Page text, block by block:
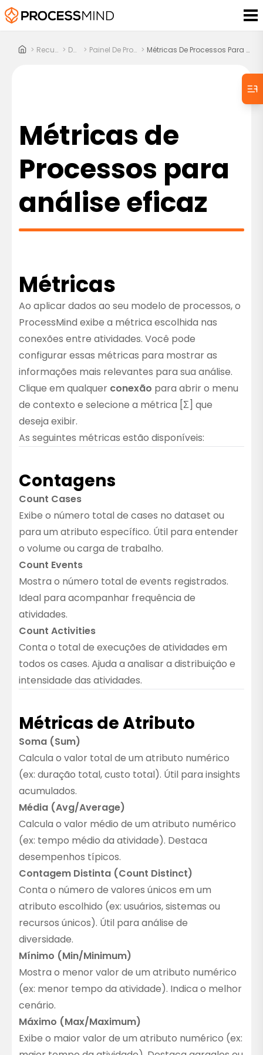
> Recursos > Docs > Painel De Processos > Métricas De Processos Para Análise Eficaz
Métricas de
Processos para
análise eficaz
Métricas
Ao aplicar dados ao seu modelo de processos, o
ProcessMind exibe a métrica escolhida nas
conexões entre atividades. Você pode
configurar essas métricas para mostrar as
informações mais relevantes para sua análise.
Clique em qualquer conexão para abrir o menu
de contexto e selecione a métrica [Σ] que
deseja exibir.
As seguintes métricas estão disponíveis:
Contagens
Count Cases
Exibe o número total de cases no dataset ou
para um atributo específico. Útil para entender
o volume ou carga de trabalho.
Count Events
Mostra o número total de events registrados.
Ideal para acompanhar frequência de
atividades.
Count Activities
Conta o total de execuções de atividades em
todos os cases. Ajuda a analisar a distribuição e
intensidade das atividades.
Métricas de Atributo
Soma (Sum)
Calcula o valor total de um atributo numérico
(ex: duração total, custo total). Útil para insights
acumulados.
Média (Avg/Average)
Calcula o valor médio de um atributo numérico
(ex: tempo médio da atividade). Destaca
desempenhos típicos.
Contagem Distinta (Count Distinct)
Conta o número de valores únicos em um
atributo escolhido (ex: usuários, sistemas ou
recursos únicos). Útil para análise de
diversidade.
Mínimo (Min/Minimum)
Mostra o menor valor de um atributo numérico
(ex: menor tempo da atividade). Indica o melhor
cenário.
Máximo (Max/Maximum)
Exibe o maior valor de um atributo numérico (ex: